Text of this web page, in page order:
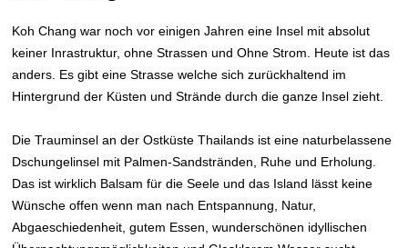
Koh Chang war noch vor einigen Jahren eine Insel mit absolut
keiner Inrastruktur, ohne Strassen und Ohne Strom. Heute ist das
anders. Es gibt eine Strasse welche sich zurückhaltend im
Hintergrund der Küsten und Strände durch die ganze Insel zieht.
Die Trauminsel an der Ostküste Thailands ist eine naturbelassene
Dschungelinsel mit Palmen-Sandstränden, Ruhe und Erholung.
Das ist wirklich Balsam für die Seele und das Island lässt keine
Wünsche offen wenn man nach Entspannung, Natur,
Abgaeschiedenheit, gutem Essen, wunderschönen idyllischen